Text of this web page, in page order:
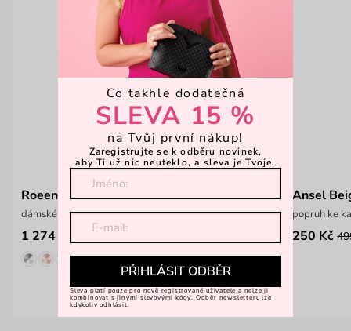
Roeen Gold
dámské náramkové hodinky s krystaly
1 274 Kč
Ansel
popruh ke
250 Kč
Co takhle dodatečná
SLEVA 15 %
na Tvůj první nákup!
Zaregistrujte se k odběru novinek,
aby Ti už nic neuteklo, a sleva je Tvoje.
PŘIHLÁSIT ODBĚR
Sleva platí pouze pro nově registrované uživatele a nelze ji
kombinovat s jinými slevovými kódy. Odběr newsletteru lze
kdykoliv odhlásit.